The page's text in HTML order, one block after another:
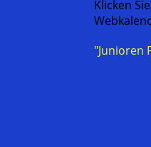
Klicken
"Junioren